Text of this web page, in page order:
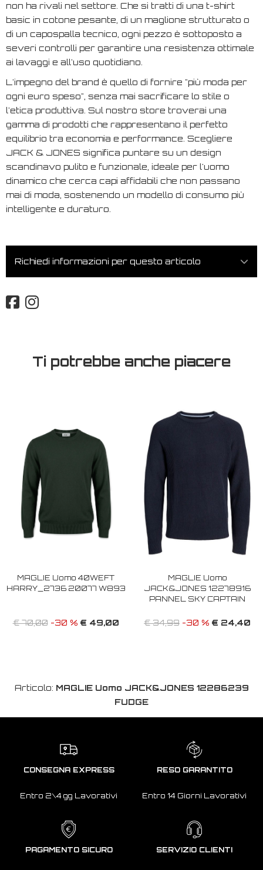
non ha rivali nel settore. Che si tratti di una t-shirt
basic in cotone pesante, di un maglione strutturato o
di un capospalla tecnico, ogni pezzo è sottoposto a
severi controlli per garantire una resistenza ottimale
ai lavaggi e all'uso quotidiano.
L'impegno del brand è quello di fornire "più moda per
ogni euro speso", senza mai sacrificare lo stile o
l'etica produttiva. Sul nostro store troverai una
gamma di prodotti che rappresentano il perfetto
equilibrio tra economia e performance. Scegliere
JACK & JONES significa puntare su un design
scandinavo pulito e funzionale, ideale per l'uomo
dinamico che cerca capi affidabili che non passano
mai di moda, sostenendo un modello di consumo più
intelligente e duraturo.
Richiedi informazioni per questo articolo
Ti potrebbe anche piacere
MAGLIE Uomo 40WEFT
HARRY_2736 20077 W893
€ 70,00-30 % € 49,00
MAGLIE Uomo
JACK&JONES 12278916
PANNEL SKY CAPTAIN
€ 34,99 -30 % € 24,40
Articolo: MAGLIE Uomo JACK&JONES 12286239
FUDGE
CONSEGNA EXPRESS
Entro 2\4 gg Lavorativi
RESO GARANTITO
Entro 14 Giorni Lavorativi
PAGAMENTO SICURO SERVIZIO CLIENTI